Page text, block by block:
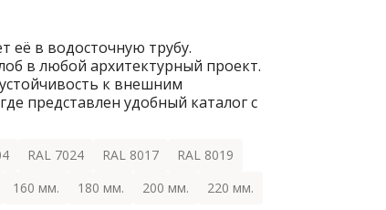
её в водосточную трубу.
в любой архитектурный проект.
к внешним
представлен удобный каталог с
RAL 7024 RAL 8017
RAL 8019
160 мм. 180 мм. 200 мм.
220 мм.